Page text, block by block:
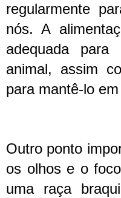
regularmente
nós. A
adequada
animal, assim
para mantê-lo
Outro ponto
os olhos e o
uma raça